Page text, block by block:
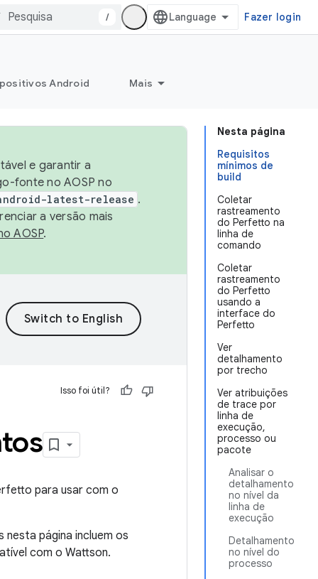
/ Fazer login
Android Mais
Nesta página
Requisitos
mínimos de
build
Coletar
rastreamento
do Perfetto na
linha de
comando
Coletar
rastreamento
do Perfetto
usando a
interface do
Perfetto
Ver
detalhamento
por trecho
Ver atribuições
de trace por
linha de
execução,
processo ou
pacote
Analisar o
detalhamento
no nível da
linha de
execução
Detalhamento
no nível do
processo
e garantir a
fonte no AOSP no
latest-release .
a versão mais
AOSP.
Isso foi útil?
para usar com o
página incluem os
com o Wattson.